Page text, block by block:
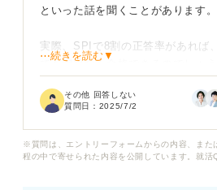
といった話を聞くことがあります。
実際、SPIで8割の正答率があれば
でも問題なく合格できるのでしょ
でしょうか。
くらいの正答率を目指すべきか、
⋯続きを読む▼
その他 回答しない
質問日： 2025/7/2
※質問は、エントリーフォームからの内容、また
程の中で寄せられた内容を公開しています。就活